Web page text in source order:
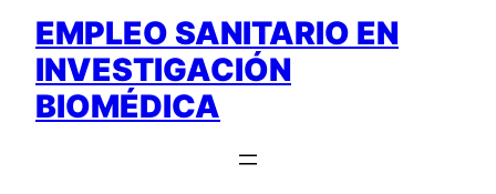
EMPLEO SANITARIO EN
INVESTIGACIÓN
BIOMÉDICA